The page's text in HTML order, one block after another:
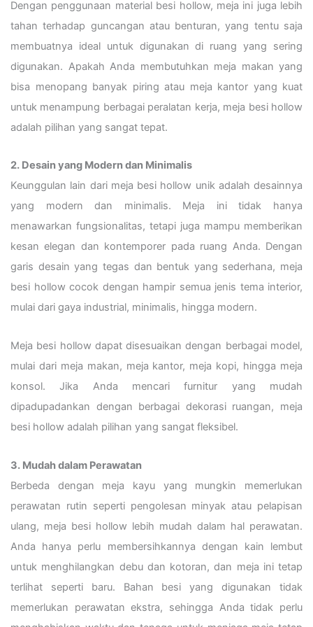
Dengan penggunaan material besi hollow, meja ini juga lebih
tahan terhadap guncangan atau benturan, yang tentu saja
membuatnya ideal untuk digunakan di ruang yang sering
digunakan. Apakah Anda membutuhkan meja makan yang
bisa menopang banyak piring atau meja kantor yang kuat
untuk menampung berbagai peralatan kerja, meja besi hollow
adalah pilihan yang sangat tepat.
2. Desain yang Modern dan Minimalis
Keunggulan lain dari meja besi hollow unik adalah desainnya
yang modern dan minimalis. Meja ini tidak hanya
menawarkan fungsionalitas, tetapi juga mampu memberikan
kesan elegan dan kontemporer pada ruang Anda. Dengan
garis desain yang tegas dan bentuk yang sederhana, meja
besi hollow cocok dengan hampir semua jenis tema interior,
mulai dari gaya industrial, minimalis, hingga modern.
Meja besi hollow dapat disesuaikan dengan berbagai model,
mulai dari meja makan, meja kantor, meja kopi, hingga meja
konsol. Jika Anda mencari furnitur yang mudah
dipadupadankan dengan berbagai dekorasi ruangan, meja
besi hollow adalah pilihan yang sangat fleksibel.
3. Mudah dalam Perawatan
Berbeda dengan meja kayu yang mungkin memerlukan
perawatan rutin seperti pengolesan minyak atau pelapisan
ulang, meja besi hollow lebih mudah dalam hal perawatan.
Anda hanya perlu membersihkannya dengan kain lembut
untuk menghilangkan debu dan kotoran, dan meja ini tetap
terlihat seperti baru. Bahan besi yang digunakan tidak
memerlukan perawatan ekstra, sehingga Anda tidak perlu